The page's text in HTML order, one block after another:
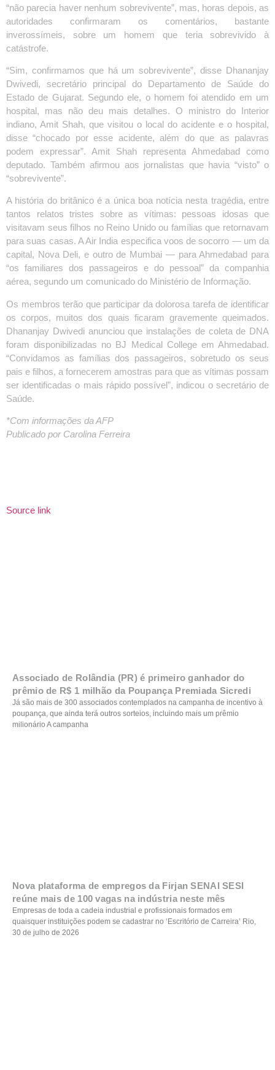
“não parecia haver nenhum sobrevivente”, mas, horas depois, as
autoridades confirmaram os comentários, bastante
inverossímeis, sobre um homem que teria sobrevivido à
catástrofe.
“Sim, confirmamos que há um sobrevivente”, disse Dhananjay
Dwivedi, secretário principal do Departamento de Saúde do
Estado de Gujarat. Segundo ele, o homem foi atendido em um
hospital, mas não deu mais detalhes. O ministro do Interior
indiano, Amit Shah, que visitou o local do acidente e o hospital,
disse “chocado por esse acidente, além do que as palavras
podem expressar”. Amit Shah representa Ahmedabad como
deputado. Também afirmou aos jornalistas que havia “visto” o
“sobrevivente”.
A história do britânico é a única boa notícia nesta tragédia, entre
tantos relatos tristes sobre as vítimas: pessoas idosas que
visitavam seus filhos no Reino Unido ou famílias que retornavam
para suas casas. A Air India especifica voos de socorro — um da
capital, Nova Deli, e outro de Mumbai — para Ahmedabad para
“os familiares dos passageiros e do pessoal” da companhia
aérea, segundo um comunicado do Ministério de Informação.
Os membros terão que participar da dolorosa tarefa de identificar
os corpos, muitos dos quais ficaram gravemente queimados.
Dhananjay Dwivedi anunciou que instalações de coleta de DNA
foram disponibilizadas no BJ Medical College em Ahmedabad.
“Convidamos as famílias dos passageiros, sobretudo os seus
pais e filhos, a fornecerem amostras para que as vítimas possam
ser identificadas o mais rápido possível”, indicou o secretário de
Saúde.
*Com informações da AFP
Publicado por Carolina Ferreira
Source link
Associado de Rolândia (PR) é primeiro ganhador do
prêmio de R$ 1 milhão da Poupança Premiada Sicredi
Já são mais de 300 associados contemplados na campanha de incentivo à
poupança, que ainda terá outros sorteios, incluindo mais um prêmio
milionário A campanha
Nova plataforma de empregos da Firjan SENAI SESI
reúne mais de 100 vagas na indústria neste mês
Empresas de toda a cadeia industrial e profissionais formados em
quaisquer instituições podem se cadastrar no ‘Escritório de Carreira’ Rio,
30 de julho de 2026